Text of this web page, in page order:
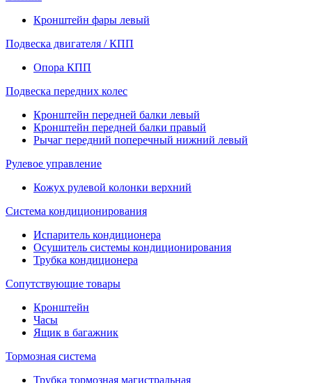
Кронштейн фары левый
Подвеска двигателя / КПП
Опора КПП
Подвеска передних колес
Кронштейн передней балки левый
Кронштейн передней балки правый
Рычаг передний поперечный нижний левый
Рулевое управление
Кожух рулевой колонки верхний
Система кондиционирования
Испаритель кондиционера
Осушитель системы кондиционирования
Трубка кондиционера
Сопутствующие товары
Кронштейн
Часы
Ящик в багажник
Тормозная система
Трубка тормозная магистральная